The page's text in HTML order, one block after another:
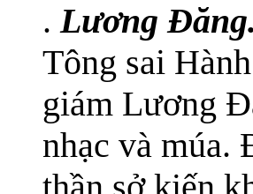
. Lương Đăng.
Tông sai
giám Lương
nhạc và múa.